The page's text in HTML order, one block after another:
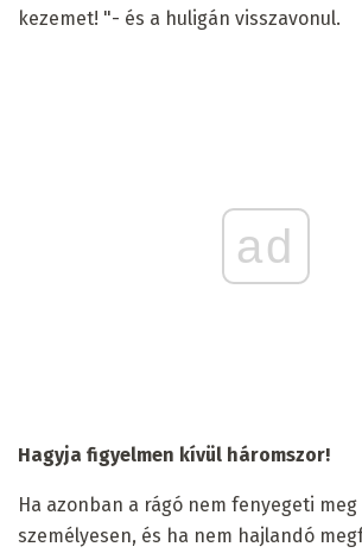
kezemet! "- és a huligán visszavonul.
ad
Hagyja figyelmen kívül háromszor!
Ha azonban a rágó nem fenyegeti
személyesen, és ha nem hajlandó